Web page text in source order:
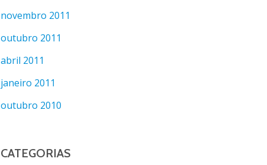
novembro 2011
outubro 2011
abril 2011
janeiro 2011
outubro 2010
CATEGORIAS